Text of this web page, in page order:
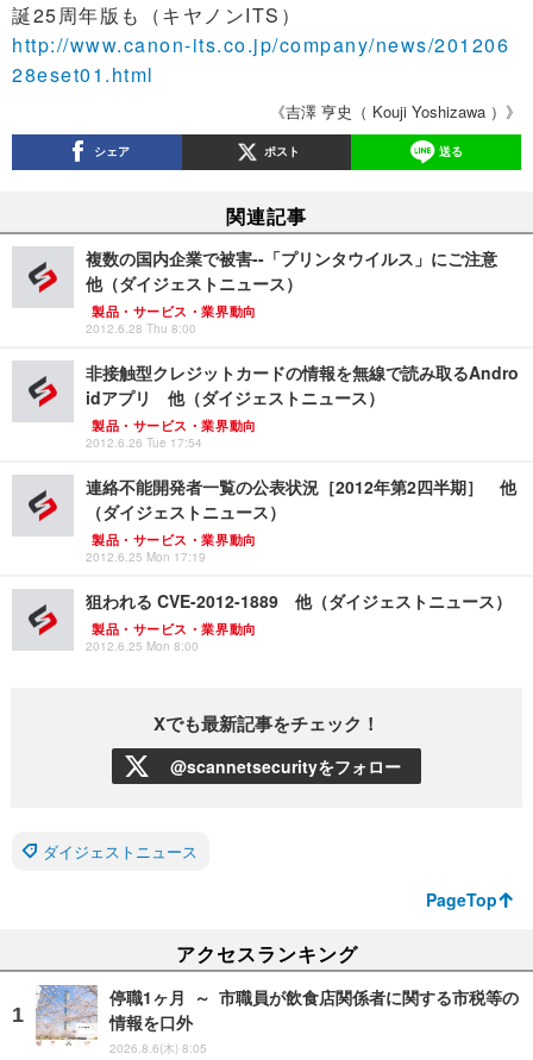
誕25周年版も（キヤノンITS）
http://www.canon-its.co.jp/company/news/201206
28eset01.html
《吉澤 亨史（ Kouji Yoshizawa ）》
シェア ポスト 送る
関連記事
複数の国内企業で被害--「プリンタウイルス」にご注意
他（ダイジェストニュース）
製品・サービス・業界動向
2012.6.28 Thu 8:00
非接触型クレジットカードの情報を無線で読み取るAndro
idアプリ 他（ダイジェストニュース）
製品・サービス・業界動向
2012.6.26 Tue 17:54
連絡不能開発者一覧の公表状況［2012年第2四半期］ 他
（ダイジェストニュース）
製品・サービス・業界動向
2012.6.25 Mon 17:19
狙われる CVE-2012-1889 他（ダイジェストニュース）
製品・サービス・業界動向
2012.6.25 Mon 8:00
Xでも最新記事をチェック！
@scannetsecurityをフォロー
ダイジェストニュース
PageTop
アクセスランキング
停職1ヶ月 ～ 市職員が飲食店関係者に関する市税等の
情報を口外
2026.8.6(木) 8:05